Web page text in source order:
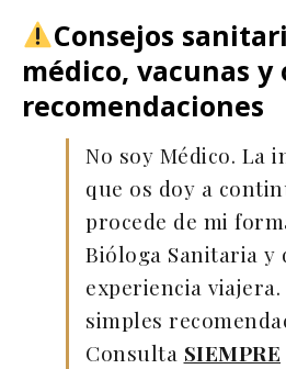
Consejos
médico, vacunas y
recomendaciones
No soy Médico. La
que os doy a
procede de mi
Bióloga Sanitaria y
experiencia
simples
Consulta SIEMPRE